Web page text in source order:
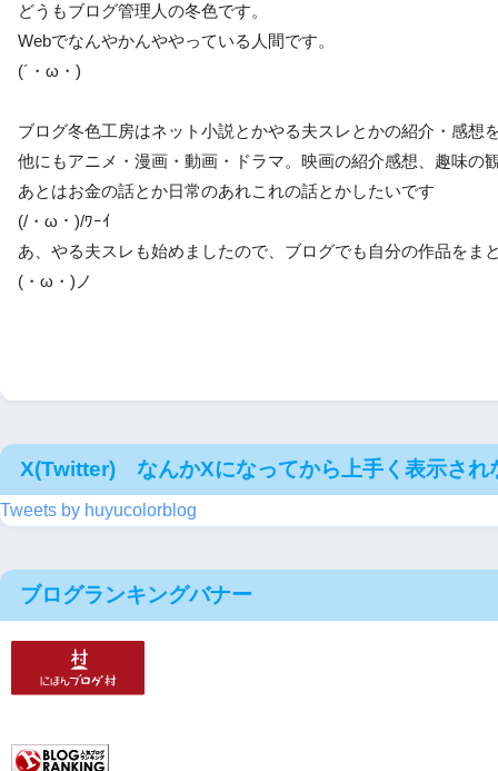
どうもブログ管理人の冬色です。
Webでなんやかんややっている人間です。
(´・ω・)
ブログ冬色工房はネット小説とかやる夫スレとかの紹介・感想
他にもアニメ・漫画・動画・ドラマ。映画の紹介感想、趣味の
あとはお金の話とか日常のあれこれの話とかしたいです
(/・ω・)/ﾜｰｲ
あ、やる夫スレも始めましたので、ブログでも自分の作品をま
(・ω・)ノ
X(Twitter) なんかXになってから上手く表示され
Tweets by huyucolorblog
ブログランキングバナー